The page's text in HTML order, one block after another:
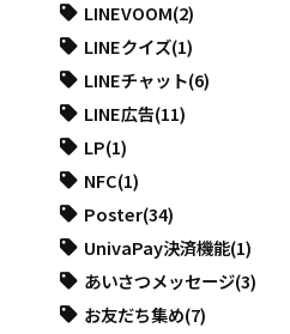
LINEVOOM(2)
LINEクイズ(1)
LINEチャット(6)
LINE広告(11)
LP(1)
NFC(1)
Poster(34)
UnivaPay決済機能(1)
あいさつメッセージ(3)
お友だち集め(7)